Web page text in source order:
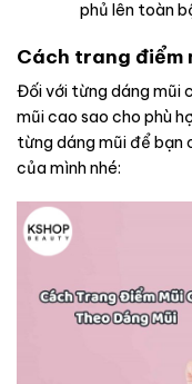
phủ lên toàn
Cách trang điểm
Đối với từng dáng mũi
mũi cao sao cho phù
từng dáng mũi để bạn
của mình nhé: